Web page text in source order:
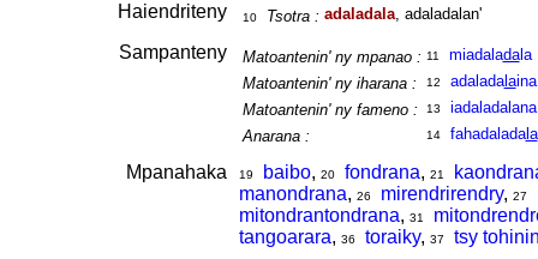
Haiendriteny 10 Tsotra : adaladala, adaladalan'
Sampanteny Matoantenin' ny mpanao : 11 miadaladala
Matoantenin' ny iharana :
12 adaladalaina
Matoantenin' ny fameno :
13
iadaladalana
Anarana :
14 fahadaladala
Mpanahaka 19 baibo, 20 fondrana, 21
manondrana, 26 mirendrirendry, 27
mitondrantondrana, 31
tangoarara, 36 toraiky, 37
tsy